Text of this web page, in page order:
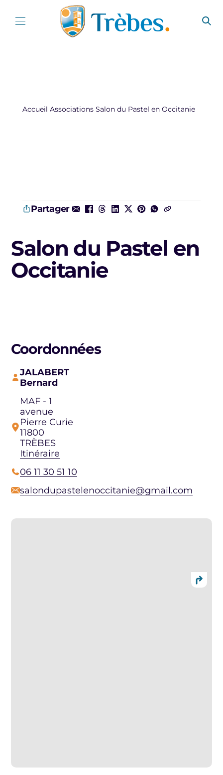
Accueil Associations Salon du Pastel en Occitanie
Partager
Salon du Pastel en
Occitanie
Coordonnées
JALABERT
Bernard
MAF - 1
avenue
Pierre Curie
11800
TRÈBES
Itinéraire
06 11 30 51 10
salondupastelenoccitanie@gmail.com